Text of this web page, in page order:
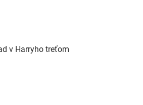
v Harryho treťom